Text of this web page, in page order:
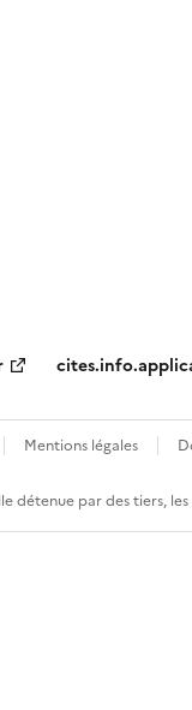
Mentions légales
par des tiers,